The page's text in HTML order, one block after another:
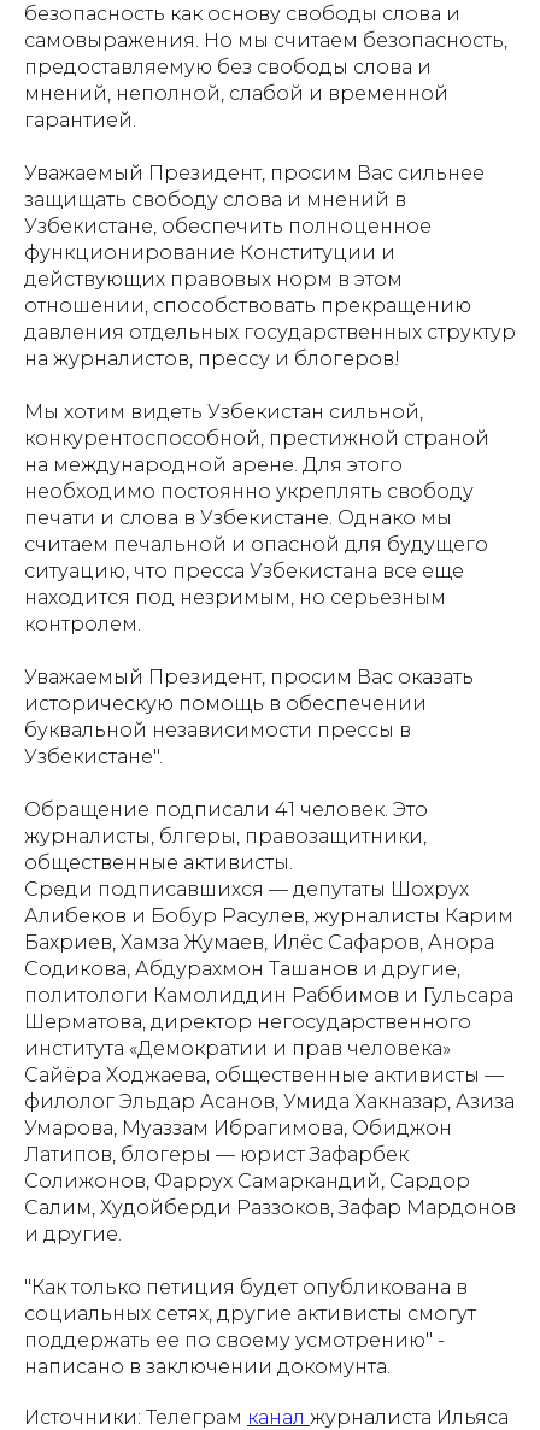
безопасность как основу свободы слова и
самовыражения. Но мы считаем безопасность,
предоставляемую без свободы слова и
мнений, неполной, слабой и временной
гарантией.
Уважаемый Президент, просим Вас сильнее
защищать свободу слова и мнений в
Узбекистане, обеспечить полноценное
функционирование Конституции и
действующих правовых норм в этом
отношении, способствовать прекращению
давления отдельных государственных структур
на журналистов, прессу и блогеров!
Мы хотим видеть Узбекистан сильной,
конкурентоспособной, престижной страной
на международной арене. Для этого
необходимо постоянно укреплять свободу
печати и слова в Узбекистане. Однако мы
считаем печальной и опасной для будущего
ситуацию, что пресса Узбекистана все еще
находится под незримым, но серьезным
контролем.
Уважаемый Президент, просим Вас оказать
историческую помощь в обеспечении
буквальной независимости прессы в
Узбекистане".
Обращение подписали 41 человек. Это
журналисты, блгеры, правозащитники,
общественные активисты.
Среди подписавшихся — депутаты Шохрух
Алибеков и Бобур Расулев, журналисты Карим
Бахриев, Хамза Жумаев, Илёс Сафаров, Анора
Содикова, Абдурахмон Ташанов и другие,
политологи Камолиддин Раббимов и Гульсара
Шерматова, директор негосударственного
института «Демократии и прав человека»
Сайёра Ходжаева, общественные активисты —
филолог Эльдар Асанов, Умида Хакназар, Азиза
Умарова, Муаззам Ибрагимова, Обиджон
Латипов, блогеры — юрист Зафарбек
Солижонов, Фаррух Самаркандий, Сардор
Салим, Худойберди Раззоков, Зафар Мардонов
и другие.
"Как только петиция будет опубликована в
социальных сетях, другие активисты смогут
поддержать ее по своему усмотрению" -
написано в заключении докомунта.
Источники: Телеграм канал журналиста Ильяса